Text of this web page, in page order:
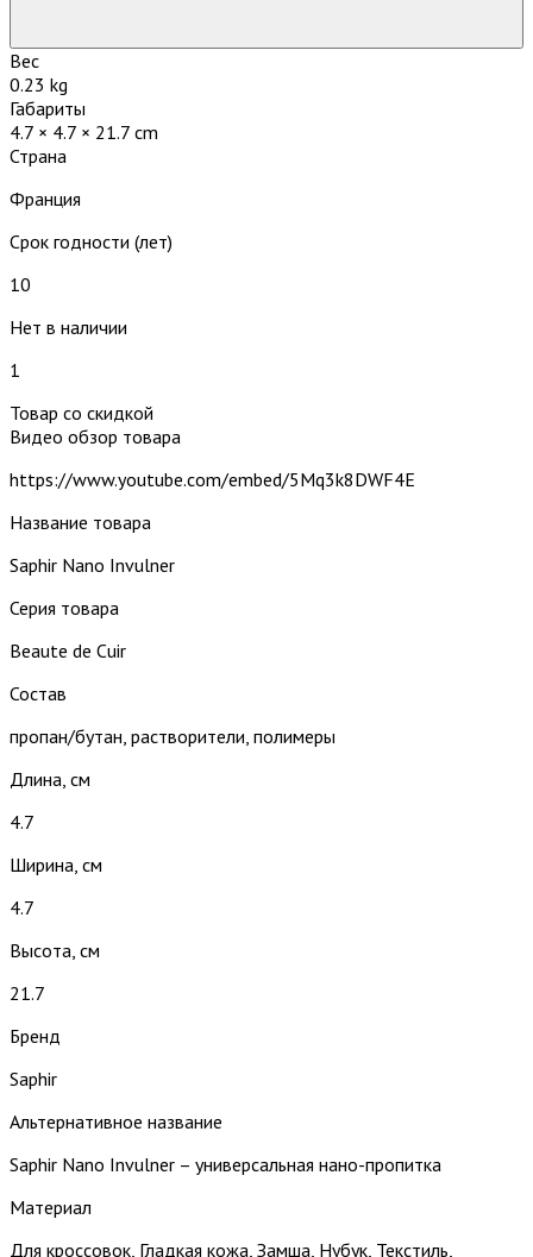
Вес
0.23 kg
Габариты
4.7 × 4.7 × 21.7 cm
Страна
Франция
Срок годности (лет)
10
Нет в наличии
1
Товар со скидкой
Видео обзор товара
https://www.youtube.com/embed/5Mq3k8DWF4E
Название товара
Saphir Nano Invulner
Серия товара
Beaute de Cuir
Состав
пропан/бутан, растворители, полимеры
Длина, см
4.7
Ширина, см
4.7
Высота, см
21.7
Бренд
Saphir
Альтернативное название
Saphir Nano Invulner – универсальная нано-пропитка
Материал
Для кроссовок, Гладкая кожа, Замша, Нубук, Текстиль,